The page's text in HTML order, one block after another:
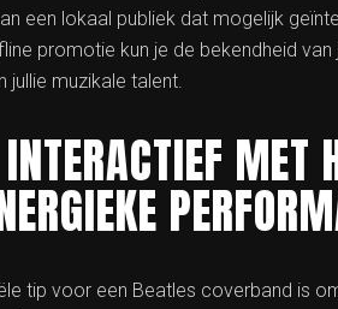
een lokaal publiek dat mogelijk
promotie kun je de bekendheid
jullie muzikale talent.
MET
tip voor een Beatles coverband is